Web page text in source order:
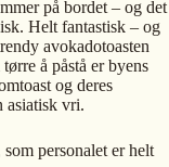
på bordet – og det
Helt fantastisk – og
avokadotoasten
å påstå er byens
og deres
asiatisk vri.
personalet er helt